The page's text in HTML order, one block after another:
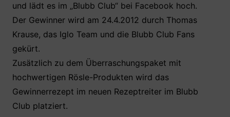
und lädt es im „Blubb Club“ bei Facebook hoch.
Der Gewinner wird am 24.4.2012 durch Thomas
Krause, das Iglo Team und die Blubb Club Fans
gekürt.
Zusätzlich zu dem Überraschungspaket mit
hochwertigen Rösle-Produkten wird das
Gewinnerrezept im neuen Rezeptreiter im Blubb
Club platziert.